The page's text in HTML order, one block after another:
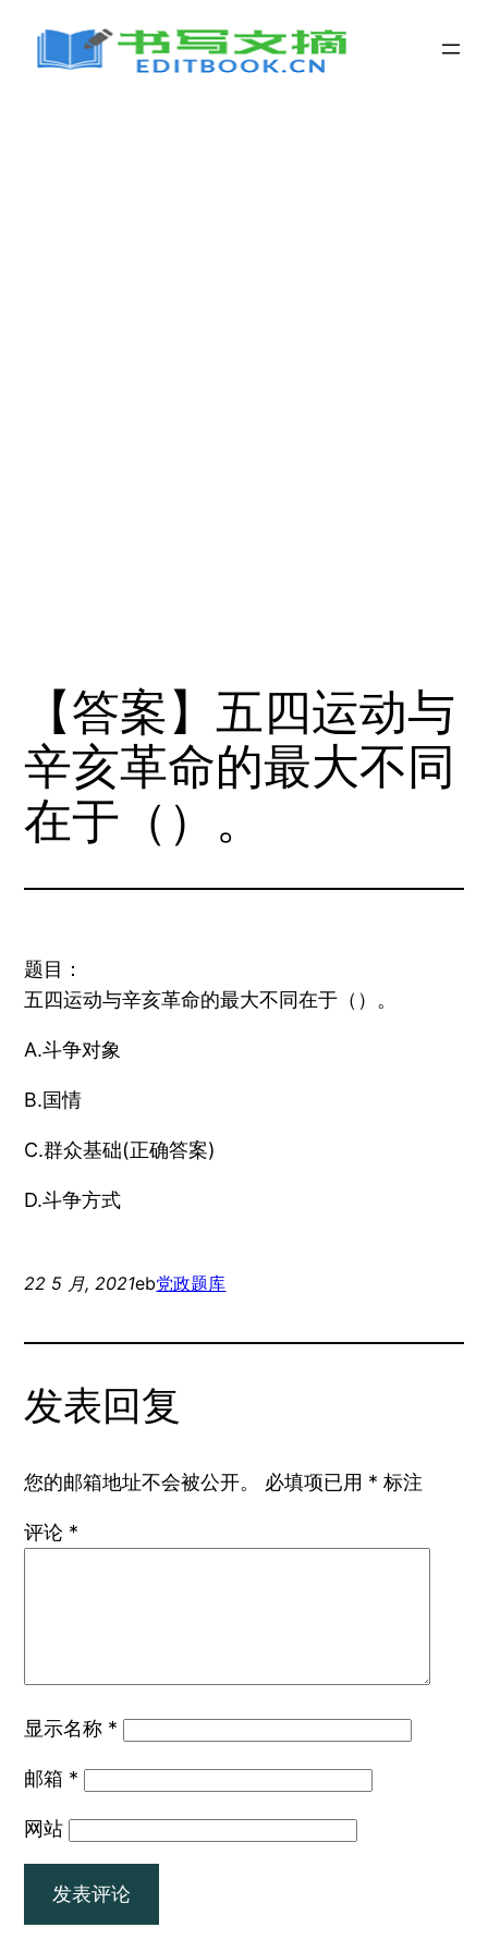
【答案】五四运动与
辛亥革命的最大不同
在于（）。
题目：
五四运动与辛亥革命的最大不同在于（）。
A.斗争对象
B.国情
C.群众基础(正确答案)
D.斗争方式
22 5 月, 2021eb党政题库
发表回复
您的邮箱地址不会被公开。 必填项已用 * 标注
评论 *
显示名称 *
邮箱 *
网站